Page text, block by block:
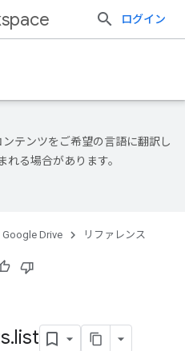
ログイン
テンツをご希望の言語に翻訳し
れる場合があります。
Google Drive リファレンス
.list